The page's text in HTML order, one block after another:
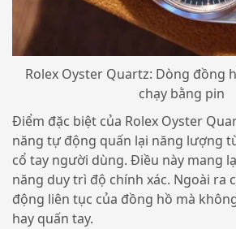
Rolex Oyster Quartz: Dòng đồng
chạy bằng pin
Điểm đặc biệt của Rolex Oyster
năng tự động quấn lại năng lượng
cổ tay người dùng. Điều này mang
năng duy trì độ chính xác. Ngoài ra
động liên tục của đồng hồ mà
hay quấn tay.